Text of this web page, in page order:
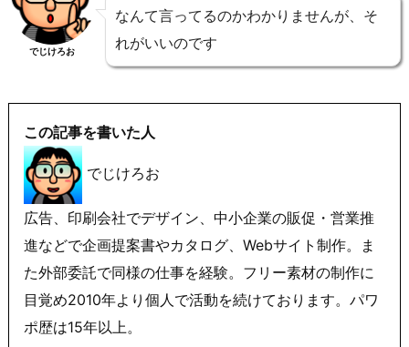
でじけろお
なんて言ってるのかわかりませんが、そ
れがいいのです
この記事を書いた人
でじけろお
広告、印刷会社でデザイン、中小企業の販促・営業推
進などで企画提案書やカタログ、Webサイト制作。ま
た外部委託で同様の仕事を経験。フリー素材の制作に
目覚め2010年より個人で活動を続けております。パワ
ポ歴は15年以上。